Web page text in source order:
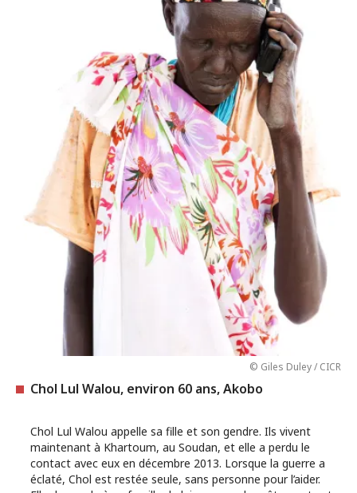
© Giles Duley / CICR
Chol Lul Walou, environ 60 ans, Akobo
Chol Lul Walou appelle sa fille et son gendre. Ils vivent
maintenant à Khartoum, au Soudan, et elle a perdu le
contact avec eux en décembre 2013. Lorsque la guerre a
éclaté, Chol est restée seule, sans personne pour l’aider.